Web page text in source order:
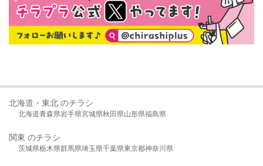
北海道・東北 のチラシ
北海道青森県岩手県宮城県秋田県山形県福島県
関東 のチラシ
茨城県栃木県群馬県埼玉県千葉県東京都神奈川県